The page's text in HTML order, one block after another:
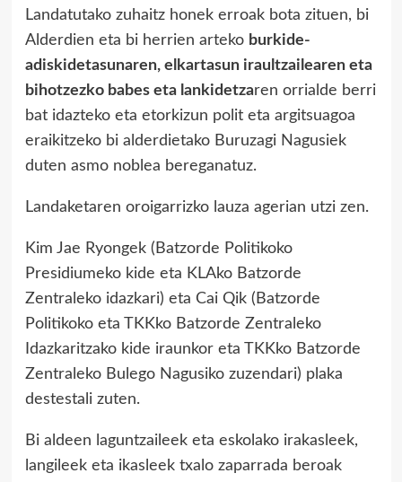
Landatutako zuhaitz honek erroak bota zituen, bi
Alderdien eta bi herrien arteko burkide-
adiskidetasunaren, elkartasun iraultzailearen eta
bihotzezko babes eta lankidetzaren orrialde berri
bat idazteko eta etorkizun polit eta argitsuagoa
eraikitzeko bi alderdietako Buruzagi Nagusiek
duten asmo noblea bereganatuz.
Landaketaren oroigarrizko lauza agerian utzi zen.
Kim Jae Ryongek (Batzorde Politikoko
Presidiumeko kide eta KLAko Batzorde
Zentraleko idazkari) eta Cai Qik (Batzorde
Politikoko eta TKKko Batzorde Zentraleko
Idazkaritzako kide iraunkor eta TKKko Batzorde
Zentraleko Bulego Nagusiko zuzendari) plaka
destestali zuten.
Bi aldeen laguntzaileek eta eskolako irakasleek,
langileek eta ikasleek txalo zaparrada beroak